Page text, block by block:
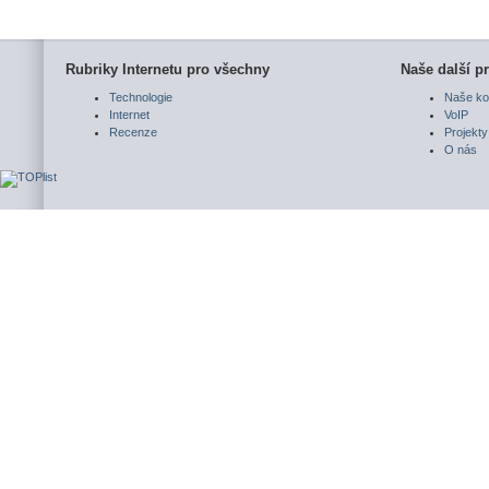
Rubriky Internetu pro všechny
Technologie
Internet
Recenze
Naše další
Naše
VoIP
Projekty
O nás